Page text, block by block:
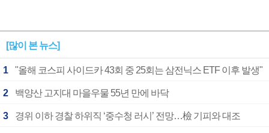
[많이 본 뉴스]
1 "올해 코스피 사이드카 43회 중 25회는 삼전닉스 ETF 이후 발생"
2 백양산 고지대 마을우물 55년 만에 바닥
3 경위 이하 경찰 하위직 ‘중수청 러시’ 전망…檢 기피와 대조